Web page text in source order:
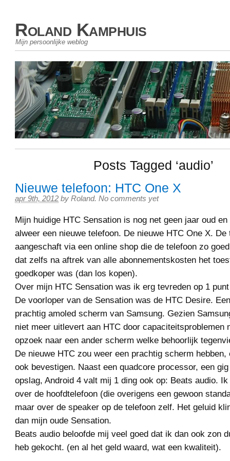
Roland Kamphuis
Mijn persoonlijke weblog
Posts Tagged ‘audio’
Nieuwe telefoon: HTC One X
apr 9th, 2012 by Roland. No comments yet
Mijn huidige HTC Sensation is nog net geen jaar oud
alweer een nieuwe telefoon. De nieuwe HTC One X. De
aangeschaft via een online shop die de telefoon zo
dat zelfs na aftrek van alle abonnementskosten het
goedkoper was (dan los kopen).
Over mijn HTC Sensation was ik erg tevreden op 1
De voorloper van de Sensation was de HTC Desire.
prachtig amoled scherm van Samsung. Gezien
niet meer uitlevert aan HTC door capaciteitsproblemen
opzoek naar een ander scherm welke behoorlijk
De nieuwe HTC zou weer een prachtig scherm
ook bevestigen. Naast een quadcore processor, een
opslag, Android 4 valt mij 1 ding ook op: Beats audio.
over de hoofdtelefoon (die overigens een gewoon
maar over de speaker op de telefoon zelf. Het geluid
dan mijn oude Sensation.
Beats audio beloofde mij veel goed dat ik dan ook zon
heb gekocht. (en al het geld waard, wat een kwaliteit).